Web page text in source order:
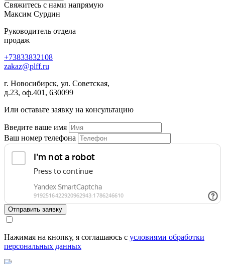
Свяжитесь с нами напрямую
Максим Сурдин
Руководитель отдела
продаж
+73833832108
zakaz@plff.ru
г. Новосибирск, ул. Советская,
д.23, оф.401, 630099
Или оставьте заявку на консультацию
Введите ваше имя
Ваш номер телефона
Отправить заявку
Нажимая на кнопку, я соглашаюсь с условиями обработки
персональных данных